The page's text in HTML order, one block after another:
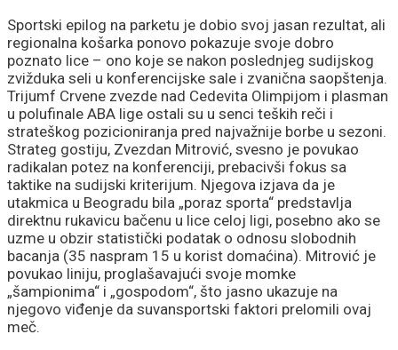
objavio spisak od 18
imena za avgustovske
okršaje!
Sportski epilog na parketu je dobio svoj jasan rezultat, ali
regionalna košarka ponovo pokazuje svoje dobro
poznato lice – ono koje se nakon poslednjeg sudijskog
zvižduka seli u konferencijske sale i zvanična saopštenja.
Trijumf Crvene zvezde nad Cedevita Olimpijom i plasman
u polufinale ABA lige ostali su u senci teških reči i
strateškog pozicioniranja pred najvažnije borbe u sezoni.
Strateg gostiju, Zvezdan Mitrović, svesno je povukao
radikalan potez na konferenciji, prebacivši fokus sa
taktike na sudijski kriterijum. Njegova izjava da je
utakmica u Beogradu bila „poraz sporta“ predstavlja
direktnu rukavicu bačenu u lice celoj ligi, posebno ako se
uzme u obzir statistički podatak o odnosu slobodnih
bacanja (35 naspram 15 u korist domaćina). Mitrović je
povukao liniju, proglašavajući svoje momke
„šampionima“ i „gospodom“, što jasno ukazuje na
njegovo viđenje da suvansportski faktori prelomili ovaj
meč.